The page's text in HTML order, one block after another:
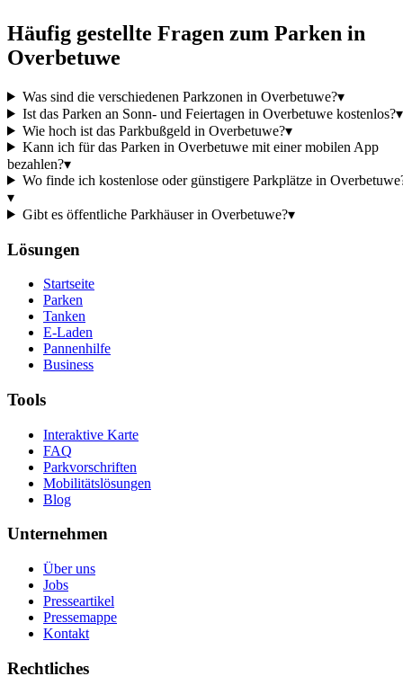
Häufig gestellte Fragen zum Parken in
Overbetuwe
Was sind die verschiedenen Parkzonen in Overbetuwe?▾
Ist das Parken an Sonn- und Feiertagen in Overbetuwe kostenlos?▾
Wie hoch ist das Parkbußgeld in Overbetuwe?▾
Kann ich für das Parken in Overbetuwe mit einer mobilen App
bezahlen?▾
Wo finde ich kostenlose oder günstigere Parkplätze in
▾
Gibt es öffentliche Parkhäuser in Overbetuwe?▾
Lösungen
Startseite
Parken
Tanken
E-Laden
Pannenhilfe
Business
Tools
Interaktive Karte
FAQ
Parkvorschriften
Mobilitätslösungen
Blog
Unternehmen
Über uns
Jobs
Presseartikel
Pressemappe
Kontakt
Rechtliches